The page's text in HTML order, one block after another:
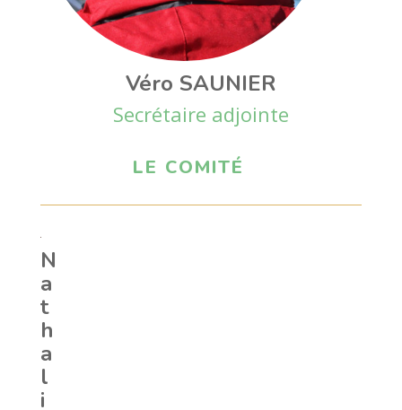
Véro SAUNIER
Secrétaire adjointe
LE COMITÉ
N
a
t
h
a
l
i